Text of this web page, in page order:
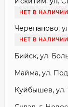
НЕТ В НАЛИЧИИ
Черепаново,
НЕТ В НАЛИЧИИ
Бийск, ул.
Майма, ул.
Куйбышев, ул.